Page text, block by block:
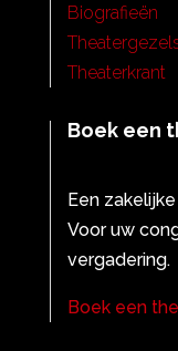
Biografieën
Theaterkrant
Boek een
Een
Voor uw
vergadering.
Boek een